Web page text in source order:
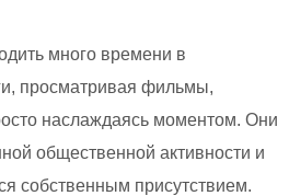
много времени в
просматривая фильмы,
наслаждаясь моментом. Они
общественной активности и
собственным присутствием.